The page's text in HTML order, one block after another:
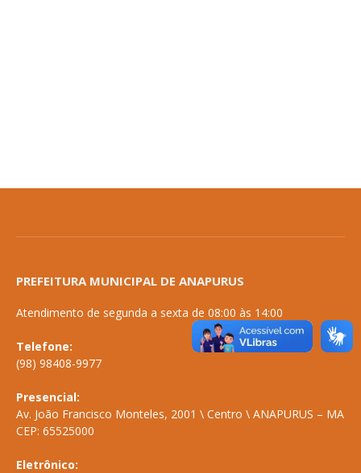
PREFEITURA MUNICIPAL DE ANAPURUS
Atendimento de segunda a sexta de 08:00 às 14:00
Telefone:
(98) 98408-9977
Presencial:
Av. João Francisco Monteles, 2001 \ Centro \ ANAPURUS – MA
CEP: 65525000
Eletrônico: